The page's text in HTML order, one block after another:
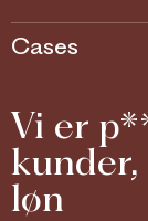
Cases
Vi er
løn